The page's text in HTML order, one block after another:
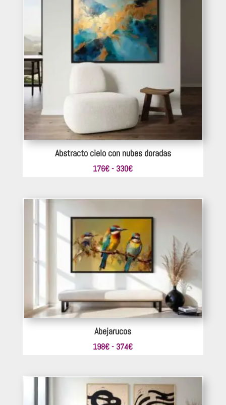
330€
Abstracto cielo con nubes doradas
176€ - 330€Rango
176€
hasta
330€
Abejarucos
198€ - 374€Rango
desde
198€